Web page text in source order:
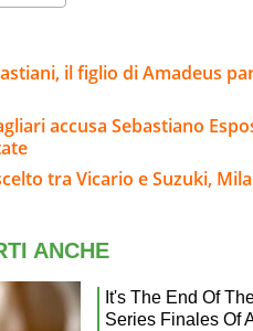
il figlio di Amadeus
accusa Sebastiano
tra Vicario e Suzuki,